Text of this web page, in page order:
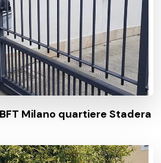
Milano quartiere Stadera